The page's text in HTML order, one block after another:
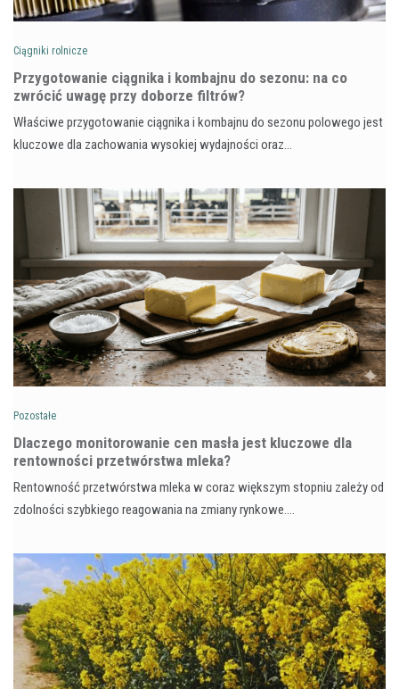
Ciągniki rolnicze
Przygotowanie ciągnika i kombajnu do sezonu: na co
zwrócić uwagę przy doborze filtrów?
Właściwe przygotowanie ciągnika i kombajnu do sezonu polowego jest
kluczowe dla zachowania wysokiej wydajności oraz…
Pozostałe
Dlaczego monitorowanie cen masła jest kluczowe dla
rentowności przetwórstwa mleka?
Rentowność przetwórstwa mleka w coraz większym stopniu zależy od
zdolności szybkiego reagowania na zmiany rynkowe.…